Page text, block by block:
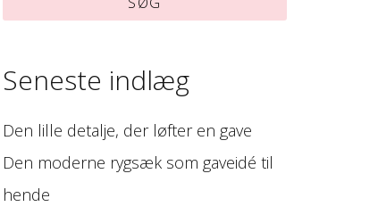
Seneste indlæg
Den lille detalje, der løfter en gave
Den moderne rygsæk som gaveidé til
hende